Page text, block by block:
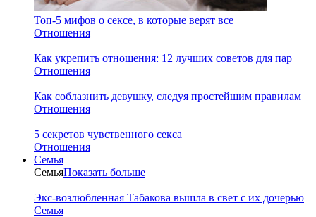
Топ-5 мифов о сексе, в которые верят все
Отношения
Как укрепить отношения: 12 лучших советов для пар
Отношения
Как соблазнить девушку, следуя простейшим правилам
Отношения
5 секретов чувственного секса
Отношения
Семья
СемьяПоказать больше
Экс-возлюбленная Табакова вышла в свет с их дочерью
Семья